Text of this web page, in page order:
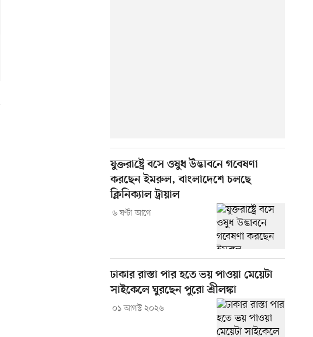
যুক্তরাষ্ট্রে বসে ওষুধ উদ্ভাবনে গবেষণা
করছেন ইমরুল, বাংলাদেশে চলছে
ক্লিনিক্যাল ট্রায়াল
৬ ঘণ্টা আগে
ঢাকার রাস্তা পার হতে ভয় পাওয়া মেয়েটা
সাইকেলে ঘুরছেন পুরো শ্রীলঙ্কা
০১ আগস্ট ২০২৬